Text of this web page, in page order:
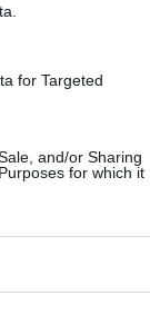
for Targeted
and/or Sharing
for which it